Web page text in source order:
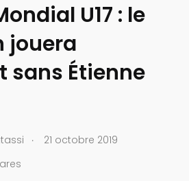
U17 : le
jouera
sans Étienne
.
21 octobre 2019